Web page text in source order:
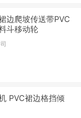
边爬坡传送带PVC
斗移动轮
PVC裙边格挡倾